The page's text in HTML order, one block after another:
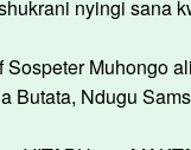
nyingi sana
Sospeter Muhongo
Butata, Ndugu